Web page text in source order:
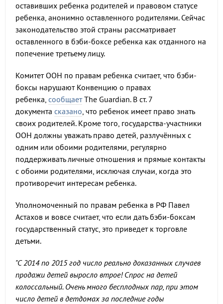
оставивших ребенка родителей и правовом статусе
ребенка, анонимно оставленного родителями. Сейчас
законодательство этой страны рассматривает
оставленного в бэби-боксе ребенка как отданного на
попечение третьему лицу.
Комитет ООН по правам ребенка считает, что бэби-
боксы нарушают Конвенцию о правах
ребенка, сообщаетThe Guardian. В ст. 7
документа сказано, что ребенок имеет право знать
своих родителей. Кроме того, государства-участники
ООН должны уважать право детей, разлучённых с
одним или обоими родителями, регулярно
поддерживать личные отношения и прямые контакты
с обоими родителями, исключая случаи, когда это
противоречит интересам ребенка.
Уполномоченный по правам ребенка в РФ Павел
Астахов и вовсе считает, что если дать бэби-боксам
государственный статус, это приведет к торговле
детьми.
"С 2014 по 2015 год число реально доказанных случаев
продажи детей выросло втрое! Спрос на детей
колоссальный. Очень много бесплодных пар, при этом
число детей в детдомах за последние годы